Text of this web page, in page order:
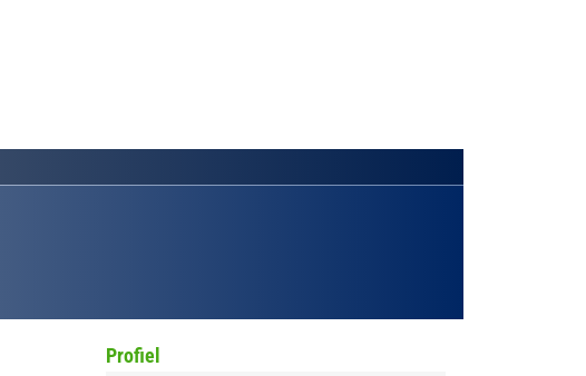
Profiel